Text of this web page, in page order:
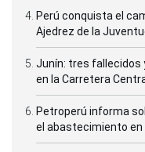
Perú conquista el
Ajedrez de la
Junín: tres fallecidos
en la Carretera
Petroperú informa
el abastecimiento en